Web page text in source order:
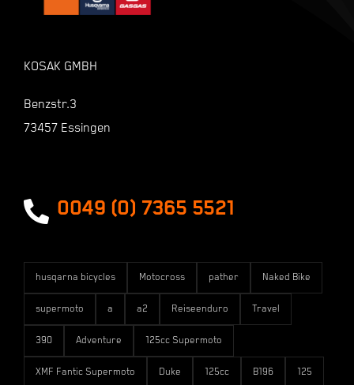
KOSAK GMBH
Benzstr.3
73457 Essingen
0049 (0) 7365 5521
husqarna bicycles Motocross pather Naked Bike
supermoto a a2 Reiseenduro Travel
390 Adventure 125cc Supermoto
XMF Fantic Supermoto Duke 125cc B196 125